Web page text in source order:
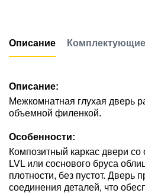
Описание Комплектующие
Описание:
Межкомнатная глухая дверь
объемной филенкой.
Особенности:
Композитный каркас двери
LVL или соснового бруса
плотности, без пустот. Дверь
соединения деталей, что